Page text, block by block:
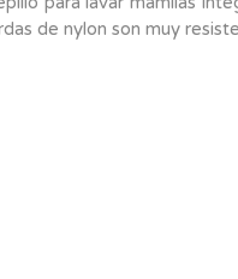
de nylon son muy